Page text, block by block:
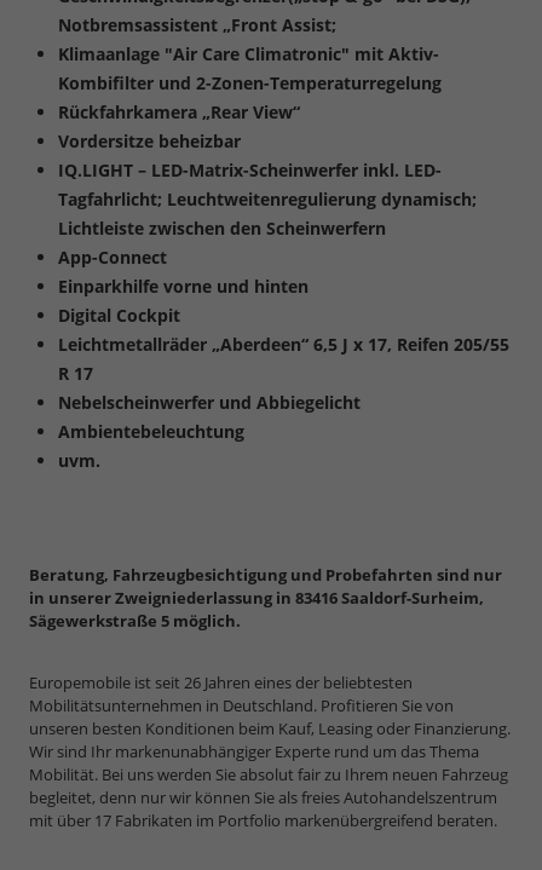
Notbremsassistent „Front Assist;
Klimaanlage "Air Care Climatronic" mit Aktiv-
Kombifilter und 2-Zonen-Temperaturregelung
Rückfahrkamera „Rear View“
Vordersitze beheizbar
IQ.LIGHT – LED-Matrix-Scheinwerfer inkl. LED-
Tagfahrlicht; Leuchtweitenregulierung dynamisch;
Lichtleiste zwischen den Scheinwerfern
App-Connect
Einparkhilfe vorne und hinten
Digital Cockpit
Leichtmetallräder „Aberdeen“ 6,5 J x 17, Reifen 205/55
R 17
Nebelscheinwerfer und Abbiegelicht
Ambientebeleuchtung
uvm.
Beratung, Fahrzeugbesichtigung und Probefahrten sind nur
in unserer Zweigniederlassung in 83416 Saaldorf-Surheim,
Sägewerkstraße 5 möglich.
Europemobile ist seit 26 Jahren eines der beliebtesten
Mobilitätsunternehmen in Deutschland. Profitieren Sie von
unseren besten Konditionen beim Kauf, Leasing oder Finanzierung.
Wir sind Ihr markenunabhängiger Experte rund um das Thema
Mobilität. Bei uns werden Sie absolut fair zu Ihrem neuen Fahrzeug
begleitet, denn nur wir können Sie als freies Autohandelszentrum
mit über 17 Fabrikaten im Portfolio markenübergreifend beraten.